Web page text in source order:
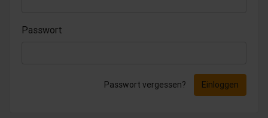
Passwort
Passwort vergessen? Einloggen